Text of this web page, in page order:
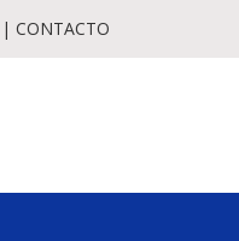
CONTACTO